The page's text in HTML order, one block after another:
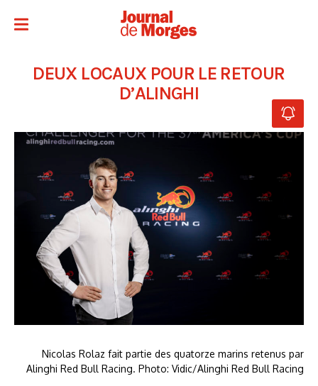
DEUX LOCAUX POUR LE RETOUR
D’ALINGHI
Nicolas Rolaz fait partie des quatorze marins retenus par
Alinghi Red Bull Racing. Photo: Vidic/Alinghi Red Bull Racing